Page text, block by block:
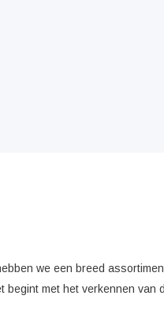
we een breed
met het verkennen